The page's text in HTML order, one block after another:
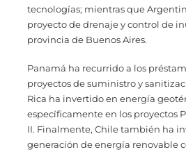
tecnologías; mientras que
proyecto de drenaje y control de
provincia de Buenos Aires.
Panamá ha recurrido a los
proyectos de suministro y
Rica ha invertido en energía
específicamente en los proyectos
II. Finalmente, Chile también ha
generación de energía renovable